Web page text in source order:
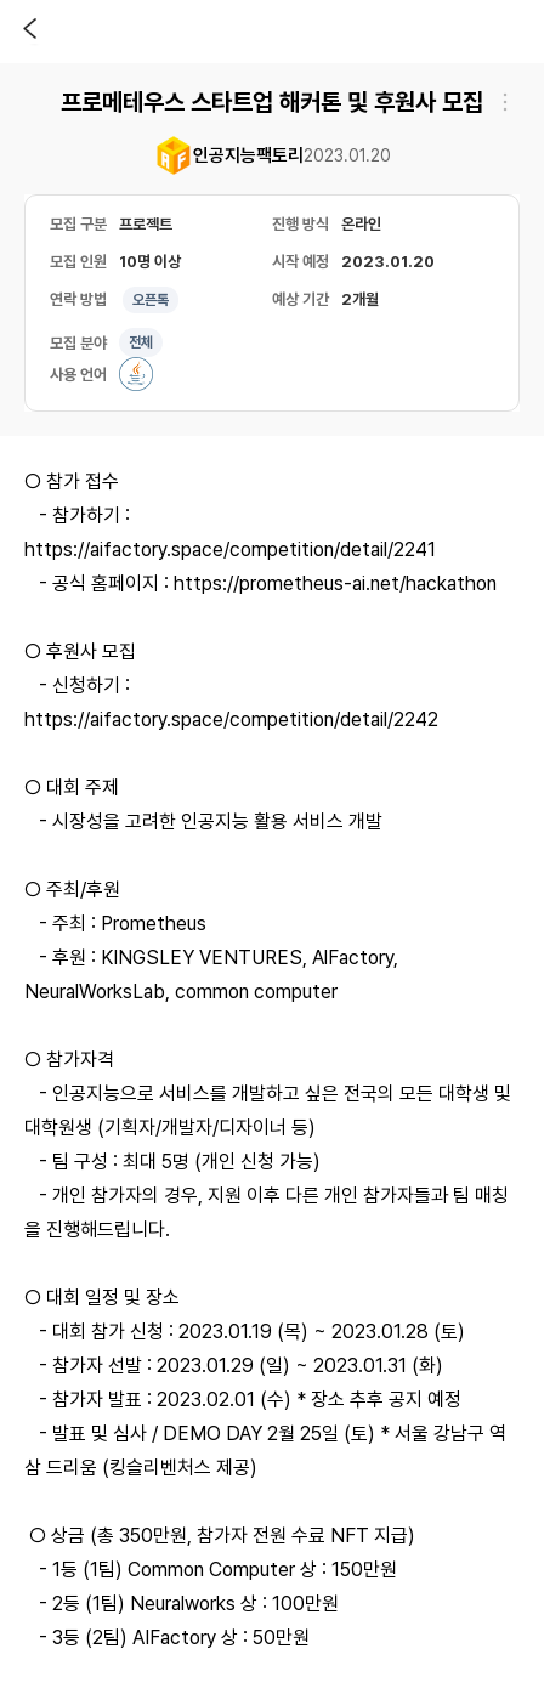
프로메테우스 스타트업 해커톤 및 후원사 모집
인공지능팩토리 2023.01.20
모집 구분 프로젝트 진행 방식 온라인
모집 인원 10명 이상 시작 예정 2023.01.20
연락 방법 오픈톡 예상 기간 2개월
모집 분야 전체
사용 언어
○ 참가 접수
- 참가하기 :
https://aifactory.space/competition/detail/2241
- 공식 홈페이지 : https://prometheus-ai.net/hackathon
○ 후원사 모집
- 신청하기 :
https://aifactory.space/competition/detail/2242
○ 대회 주제
- 시장성을 고려한 인공지능 활용 서비스 개발
○ 주최/후원
- 주최 : Prometheus
- 후원 : KINGSLEY VENTURES, AlFactory,
NeuralWorksLab, common computer
○ 참가자격
- 인공지능으로 서비스를 개발하고 싶은 전국의 모든 대학생 및
대학원생 (기획자/개발자/디자이너 등)
- 팀 구성 : 최대 5명 (개인 신청 가능)
- 개인 참가자의 경우, 지원 이후 다른 개인 참가자들과 팀 매칭
을 진행해드립니다.
○ 대회 일정 및 장소
- 대회 참가 신청 : 2023.01.19 (목) ~ 2023.01.28 (토)
- 참가자 선발 : 2023.01.29 (일) ~ 2023.01.31 (화)
- 참가자 발표 : 2023.02.01 (수) * 장소 추후 공지 예정
- 발표 및 심사 / DEMO DAY 2월 25일 (토) * 서울 강남구 역
삼 드리움 (킹슬리벤처스 제공)
○ 상금 (총 350만원, 참가자 전원 수료 NFT 지급)
- 1등 (1팀) Common Computer 상 : 150만원
- 2등 (1팀) Neuralworks 상 : 100만원
- 3등 (2팀) AIFactory 상 : 50만원